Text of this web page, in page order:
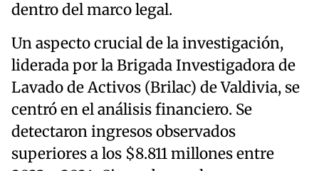
dentro del marco legal.
Un aspecto crucial de la investigación,
liderada por la Brigada Investigadora de
Lavado de Activos (Brilac) de Valdivia, se
centró en el análisis financiero. Se
detectaron ingresos observados
superiores a los $8.811 millones entre